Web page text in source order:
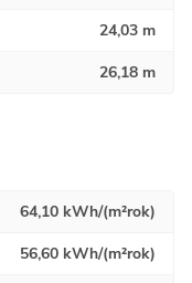
24,03 m
26,18 m
64,10 kWh/(m²rok)
56,60 kWh/(m²rok)